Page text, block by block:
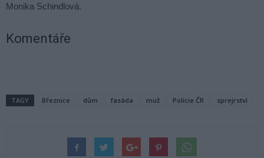
Monika Schindlová.
Komentáře
TAGY Březnice dům fasáda muž Policie ČR sprejrství